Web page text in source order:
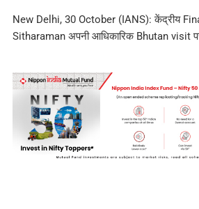
New Delhi, 30 October (IANS): केंद्रीय
Sitharaman अपनी आधिकारिक Bhutan visit